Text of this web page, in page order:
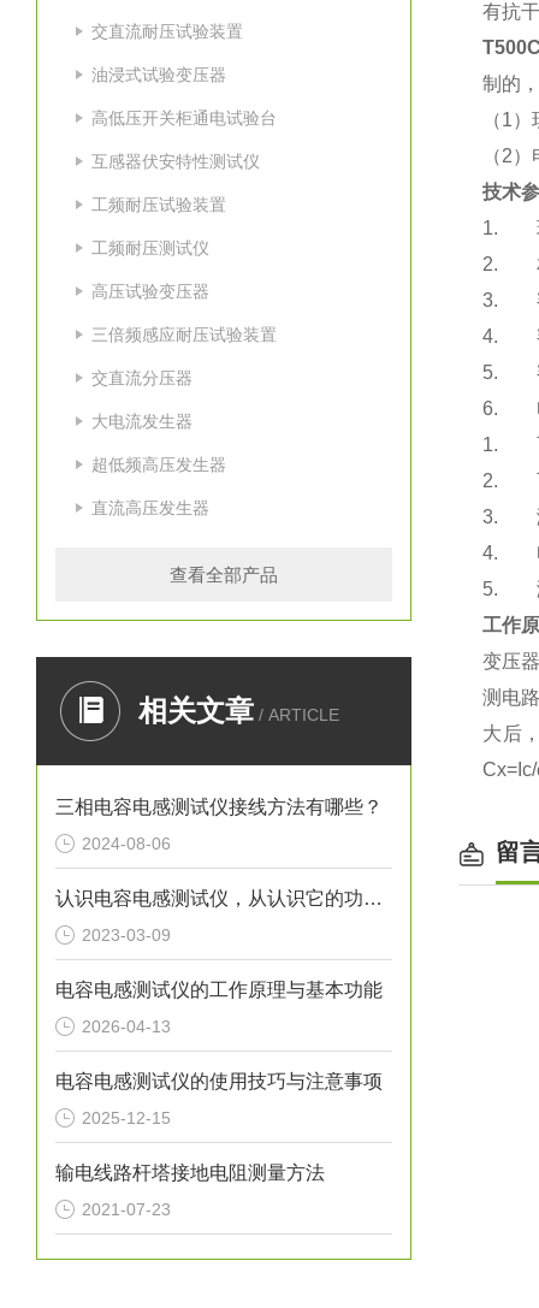
交直流耐压试验装置
油浸式试验变压器
高低压开关柜通电试验台
互感器伏安特性测试仪
工频耐压试验装置
工频耐压测试仪
高压试验变压器
三倍频感应耐压试验装置
交直流分压器
大电流发生器
超低频高压发生器
直流高压发生器
查看全部产品
相关文章 / ARTICLE
三相电容电感测试仪接线方法有哪些？
2024-08-06
认识电容电感测试仪，从认识它的功能特点开始
2023-03-09
电容电感测试仪的工作原理与基本功能
2026-04-13
电容电感测试仪的使用技巧与注意事项
2025-12-15
输电线路杆塔接地电阻测量方法
2021-07-23
有抗
制的
（1
（2
技术
1. 环
2. 相
3. 额
4. 额
5. 额
6.
1. 可
2. 可
3. 测
4. 电
5. 测
工作
变压
测电
大后
留